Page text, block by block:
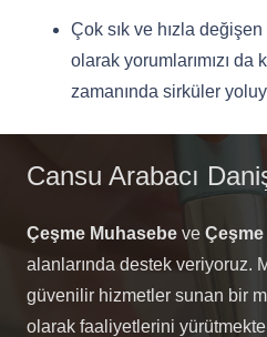
Çok sık ve hızla
olarak yorumlarımızı da
zamanında sirküler
Cansu Arabacı
Çeşme Muhasebe ve
alanlarında destek veriyoruz.
güvenilir hizmetler sunan bir
olarak faaliyetlerini